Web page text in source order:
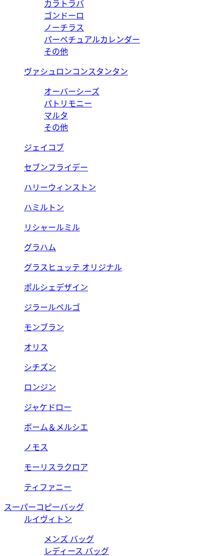
カラトラバ
ゴンドーロ
ノーチラス
パーペチュアルカレンダー
その他
ヴァシュロンコンスタンタン
オーバーシーズ
パトリモニー
マルタ
その他
ジェイコブ
セブンフライデー
ハリーウィンストン
ハミルトン
リシャールミル
グラハム
グラスヒュッテ オリジナル
ポルシェデザイン
ジラールペルゴ
モンブラン
オリス
シチズン
ロンジン
ジャケドロー
ボーム＆メルシエ
ノモス
モーリスラクロア
ティファニー
スーパーコピーバッグ
ルイヴィトン
メンズ バッグ
レディース バッグ